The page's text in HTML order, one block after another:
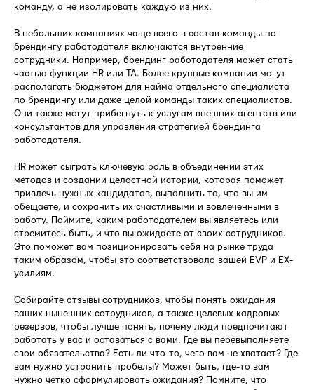
команду, а не изолировать каждую из них.
В небольших компаниях чаще всего в состав команды по
брендингу работодателя включаются внутренние
сотрудники. Например, брендинг работодателя может стать
частью функции HR или TA. Более крупные компании могут
располагать бюджетом для найма отдельного специалиста
по брендингу или даже целой команды таких специалистов.
Они также могут прибегнуть к услугам внешних агентств или
консультантов для управления стратегией брендинга
работодателя.
HR может сыграть ключевую роль в объединении этих
методов и создании целостной истории, которая поможет
привлечь нужных кандидатов, выполнить то, что вы им
обещаете, и сохранить их счастливыми и вовлеченными в
работу. Поймите, каким работодателем вы являетесь или
стремитесь быть, и что вы ожидаете от своих сотрудников.
Это поможет вам позиционировать себя на рынке труда
таким образом, чтобы это соответствовало вашей EVP и EX-
усилиям.
Собирайте отзывы сотрудников, чтобы понять ожидания
ваших нынешних сотрудников, а также целевых кадровых
резервов, чтобы лучше понять, почему люди предпочитают
работать у вас и оставаться с вами. Где вы перевыполняете
свои обязательства? Есть ли что-то, чего вам не хватает? Где
вам нужно устранить пробелы? Может быть, где-то вам
нужно четко сформулировать ожидания? Помните, что